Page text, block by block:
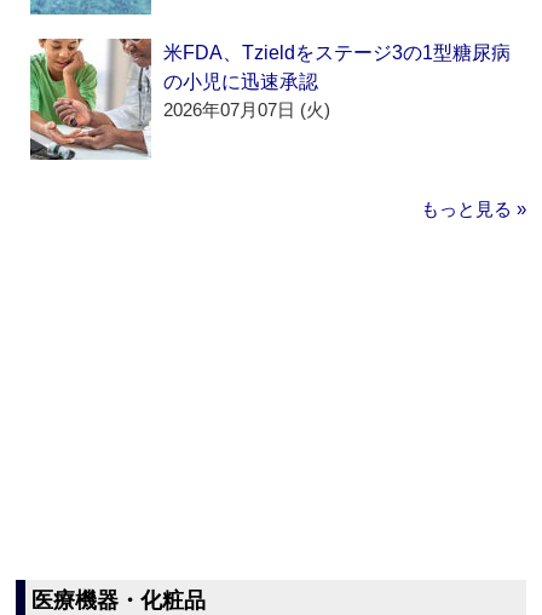
米FDA、Tzieldをステージ3の1型糖尿病
の小児に迅速承認
2026年07月07日 (火)
もっと見る »
医療機器・化粧品